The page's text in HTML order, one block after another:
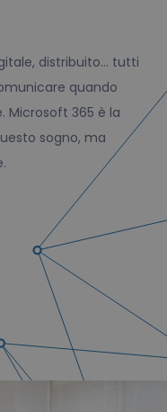
distribuito… tutti
quando
Microsoft 365 è la
sogno, ma